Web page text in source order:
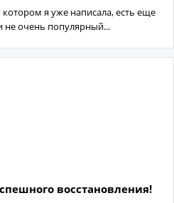
я уже написала, есть еще
не очень популярный...
восстановления!